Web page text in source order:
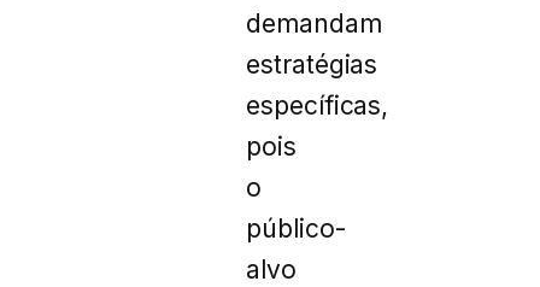
demandam
estratégias
específicas,
pois
o
público-
alvo